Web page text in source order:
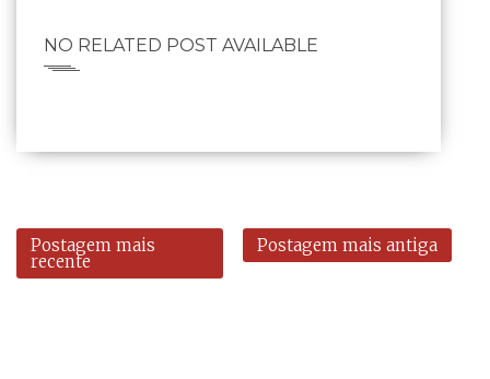
NO RELATED POST AVAILABLE
Postagem mais
recente
Postagem mais antiga